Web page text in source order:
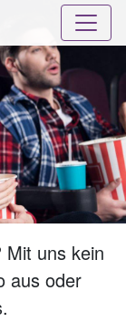
Mit uns kein
aus oder